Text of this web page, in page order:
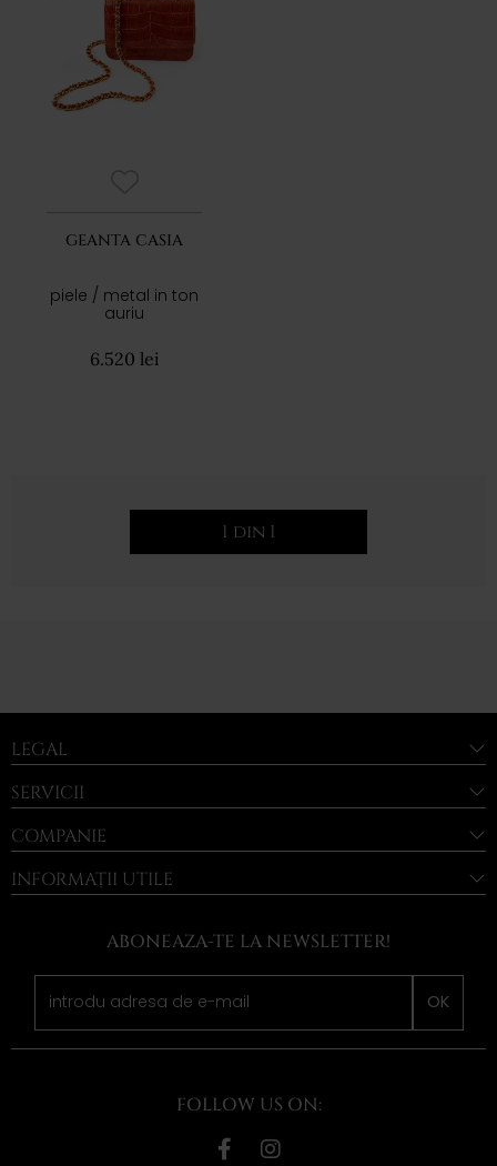
GEANTA CASIA
piele / metal in ton
auriu
6.520 lei
1 din 1
LEGAL
SERVICII
COMPANIE
INFORMAȚII UTILE
ABONEAZA-TE LA NEWSLETTER!
OK
FOLLOW US ON: